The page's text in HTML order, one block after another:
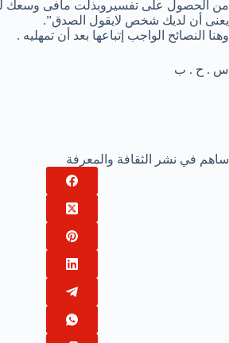
من الحصول على تفسيروبذلت مافى وسعك
يعنى أن لديك شخص لايقول الصدق”.
وهنا النصائح الواجب إتباعها بعد أن تمهليه .
س . ح . ب
ساهم في نشر الثقافة والمعرفة